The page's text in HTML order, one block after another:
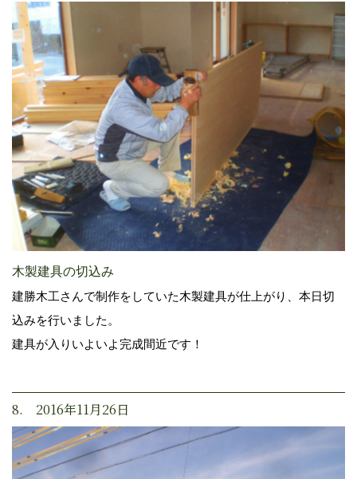
木製建具の切込み
建勝木工さんで制作をしていた木製建具が仕上がり、本日切
込みを行いました。
建具が入りいよいよ完成間近です！
8. 2016年11月26日